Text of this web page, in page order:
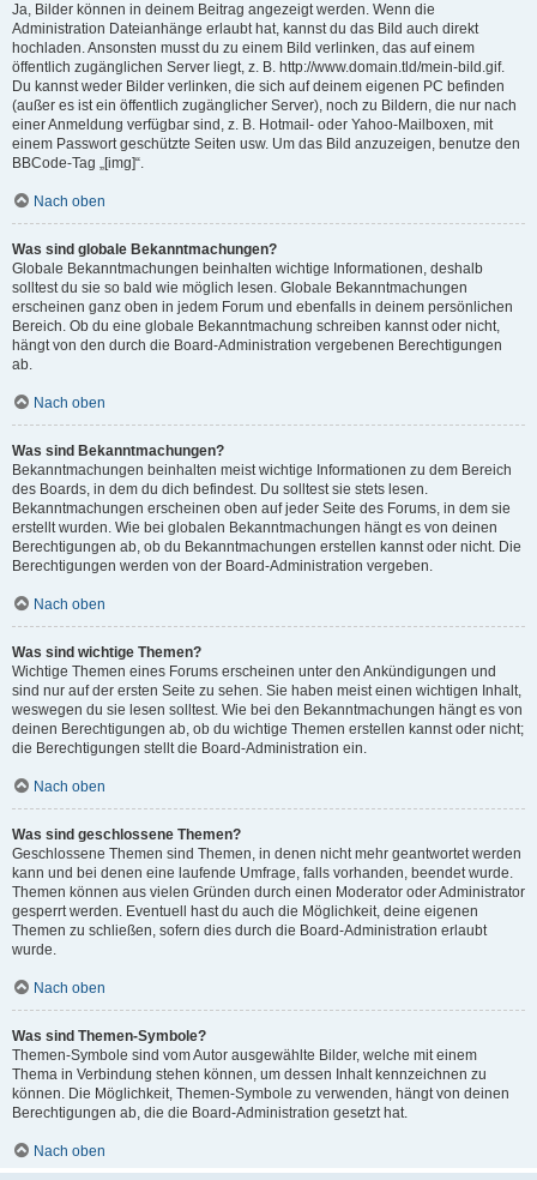
Ja, Bilder können in deinem Beitrag angezeigt werden. Wenn die
Administration Dateianhänge erlaubt hat, kannst du das Bild auch direkt
hochladen. Ansonsten musst du zu einem Bild verlinken, das auf einem
öffentlich zugänglichen Server liegt, z. B. http://www.domain.tld/mein-bild.gif.
Du kannst weder Bilder verlinken, die sich auf deinem eigenen PC befinden
(außer es ist ein öffentlich zugänglicher Server), noch zu Bildern, die nur nach
einer Anmeldung verfügbar sind, z. B. Hotmail- oder Yahoo-Mailboxen, mit
einem Passwort geschützte Seiten usw. Um das Bild anzuzeigen, benutze den
BBCode-Tag „[img]“.
Nach oben
Was sind globale Bekanntmachungen?
Globale Bekanntmachungen beinhalten wichtige Informationen, deshalb
solltest du sie so bald wie möglich lesen. Globale Bekanntmachungen
erscheinen ganz oben in jedem Forum und ebenfalls in deinem persönlichen
Bereich. Ob du eine globale Bekanntmachung schreiben kannst oder nicht,
hängt von den durch die Board-Administration vergebenen Berechtigungen
ab.
Nach oben
Was sind Bekanntmachungen?
Bekanntmachungen beinhalten meist wichtige Informationen zu dem Bereich
des Boards, in dem du dich befindest. Du solltest sie stets lesen.
Bekanntmachungen erscheinen oben auf jeder Seite des Forums, in dem sie
erstellt wurden. Wie bei globalen Bekanntmachungen hängt es von deinen
Berechtigungen ab, ob du Bekanntmachungen erstellen kannst oder nicht. Die
Berechtigungen werden von der Board-Administration vergeben.
Nach oben
Was sind wichtige Themen?
Wichtige Themen eines Forums erscheinen unter den Ankündigungen und
sind nur auf der ersten Seite zu sehen. Sie haben meist einen wichtigen Inhalt,
weswegen du sie lesen solltest. Wie bei den Bekanntmachungen hängt es von
deinen Berechtigungen ab, ob du wichtige Themen erstellen kannst oder nicht;
die Berechtigungen stellt die Board-Administration ein.
Nach oben
Was sind geschlossene Themen?
Geschlossene Themen sind Themen, in denen nicht mehr geantwortet werden
kann und bei denen eine laufende Umfrage, falls vorhanden, beendet wurde.
Themen können aus vielen Gründen durch einen Moderator oder Administrator
gesperrt werden. Eventuell hast du auch die Möglichkeit, deine eigenen
Themen zu schließen, sofern dies durch die Board-Administration erlaubt
wurde.
Nach oben
Was sind Themen-Symbole?
Themen-Symbole sind vom Autor ausgewählte Bilder, welche mit einem
Thema in Verbindung stehen können, um dessen Inhalt kennzeichnen zu
können. Die Möglichkeit, Themen-Symbole zu verwenden, hängt von deinen
Berechtigungen ab, die die Board-Administration gesetzt hat.
Nach oben